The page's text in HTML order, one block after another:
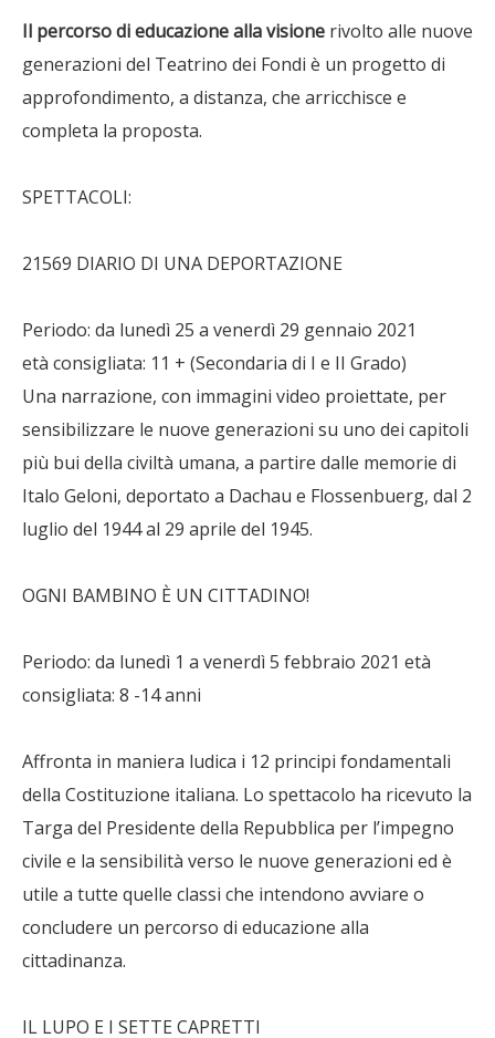
Il percorso di educazione alla visione rivolto alle nuove
generazioni del Teatrino dei Fondi è un progetto di
approfondimento, a distanza, che arricchisce e
completa la proposta.
SPETTACOLI:
21569 DIARIO DI UNA DEPORTAZIONE
Periodo: da lunedì 25 a venerdì 29 gennaio 2021
età consigliata: 11 + (Secondaria di I e II Grado)
Una narrazione, con immagini video proiettate, per
sensibilizzare le nuove generazioni su uno dei capitoli
più bui della civiltà umana, a partire dalle memorie di
Italo Geloni, deportato a Dachau e Flossenbuerg, dal 2
luglio del 1944 al 29 aprile del 1945.
OGNI BAMBINO È UN CITTADINO!
Periodo: da lunedì 1 a venerdì 5 febbraio 2021 età
consigliata: 8 -14 anni
Affronta in maniera ludica i 12 principi fondamentali
della Costituzione italiana. Lo spettacolo ha ricevuto la
Targa del Presidente della Repubblica per l’impegno
civile e la sensibilità verso le nuove generazioni ed è
utile a tutte quelle classi che intendono avviare o
concludere un percorso di educazione alla
cittadinanza.
IL LUPO E I SETTE CAPRETTI